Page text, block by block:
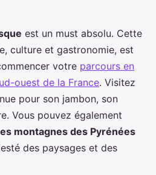
est un must absolu. Cette
culture et gastronomie, est
votre parcours en
ouest de la France. Visitez
pour son jambon, son
Vous pouvez également
montagnes des Pyrénées
des paysages et des